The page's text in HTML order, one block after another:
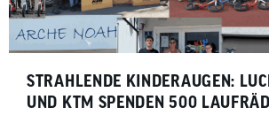
STRAHLENDE KINDERAUGEN:
UND KTM SPENDEN 500